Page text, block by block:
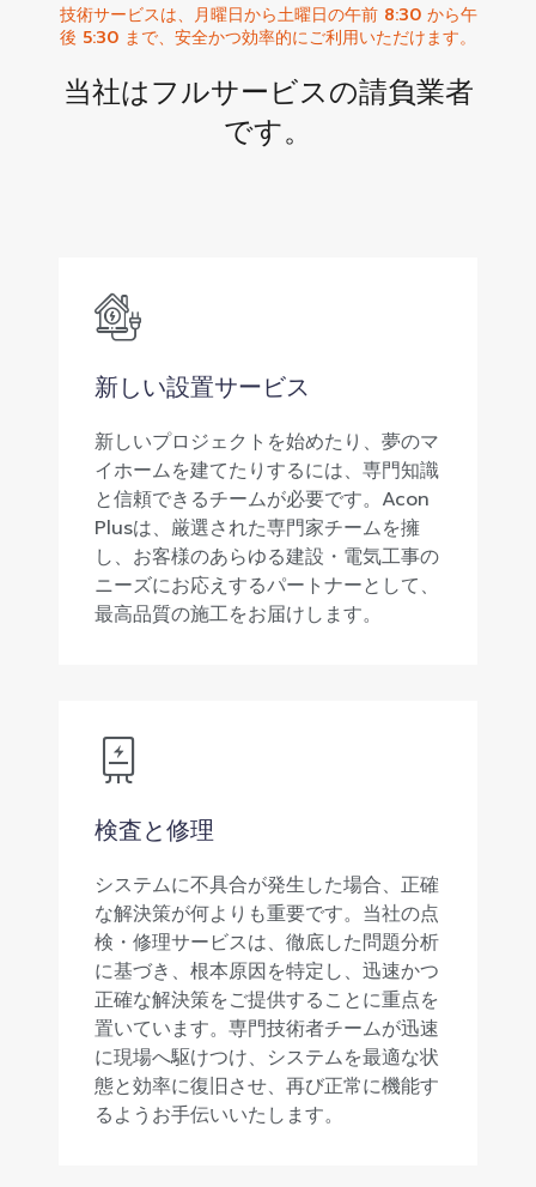
技術サービスは、月曜日から土曜日の午前 8:30 から午
後 5:30 まで、安全かつ効率的にご利用いただけます。
当社はフルサービスの請負業者
です。
新しい設置サービス
新しいプロジェクトを始めたり、夢のマ
イホームを建てたりするには、専門知識
と信頼できるチームが必要です。Acon
Plusは、厳選された専門家チームを擁
し、お客様のあらゆる建設・電気工事の
ニーズにお応えするパートナーとして、
最高品質の施工をお届けします。
検査と修理
システムに不具合が発生した場合、正確
な解決策が何よりも重要です。当社の点
検・修理サービスは、徹底した問題分析
に基づき、根本原因を特定し、迅速かつ
正確な解決策をご提供することに重点を
置いています。専門技術者チームが迅速
に現場へ駆けつけ、システムを最適な状
態と効率に復旧させ、再び正常に機能す
るようお手伝いいたします。